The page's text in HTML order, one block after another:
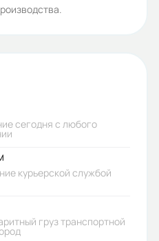
управления:
отдельно
мм:
сегодня с любого
курьерской службой
груз транспортной